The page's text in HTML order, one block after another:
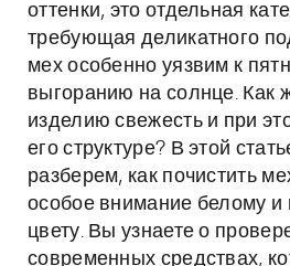
оттенки, это отдельная
требующая деликатного
мех особенно уязвим к
выгоранию на солнце. Как
изделию свежесть и при
его структуре? В этой
разберем, как почистить
особое внимание белому и
цвету. Вы узнаете о
современных средствах,